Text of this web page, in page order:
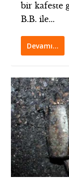
bir kafeste
B.B. ile...
Devamı…